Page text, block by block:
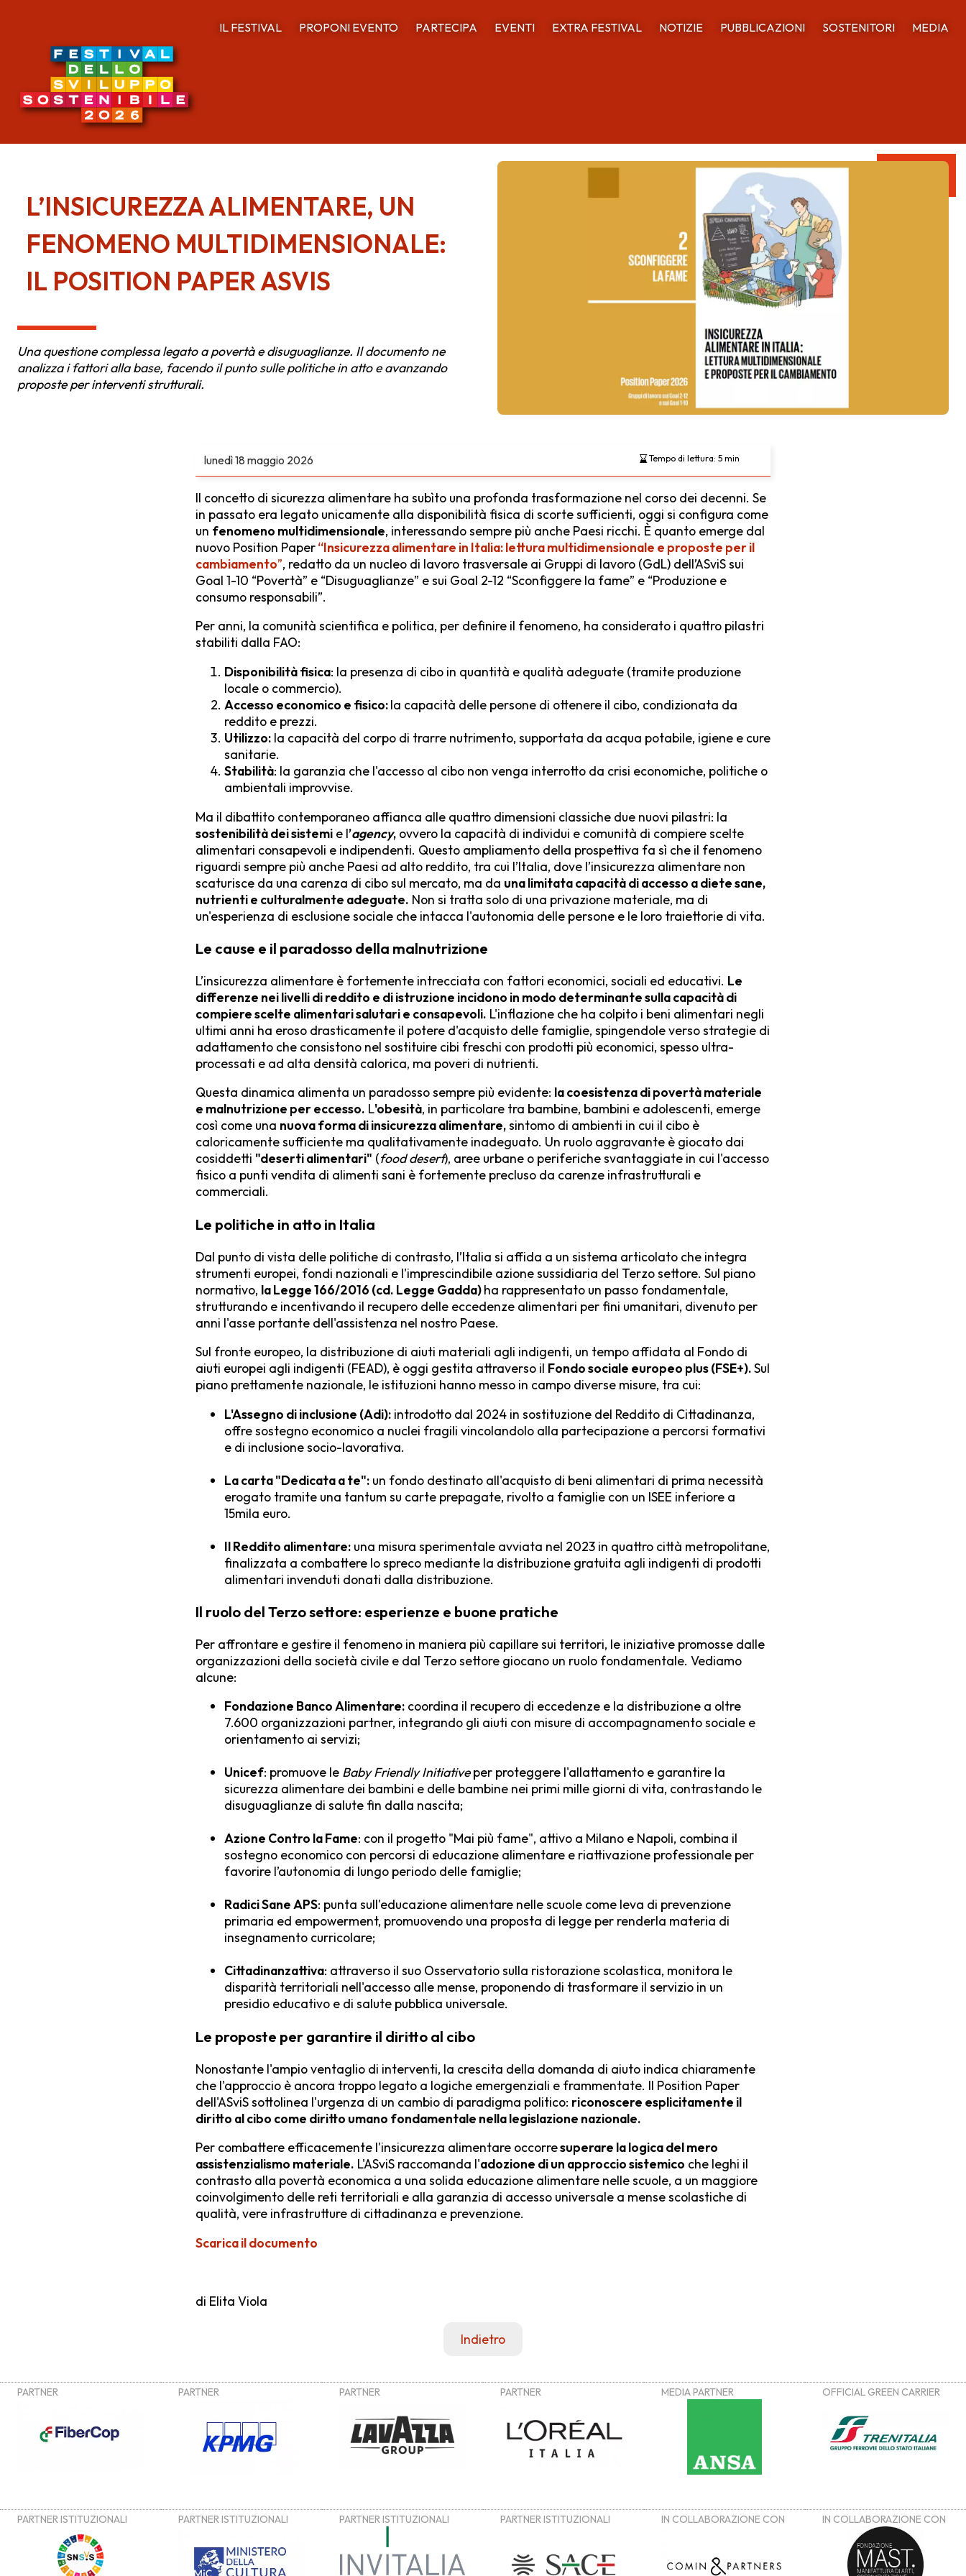
IL FESTIVAL PROPONI EVENTO PARTECIPA EVENTI EXTRA FESTIVAL NOTIZIE PUBBLICAZIONI SOSTENITORI MEDIA
L’INSICUREZZA ALIMENTARE, UN
FENOMENO MULTIDIMENSIONALE:
IL POSITION PAPER ASVIS
Una questione complessa legato a povertà e disuguaglianze. Il documento ne
analizza i fattori alla base, facendo il punto sulle politiche in atto e avanzando
proposte per interventi strutturali.
lunedì18 maggio 2026 Tempo di lettura:5 min
Il concetto di sicurezza alimentare ha subìto una profonda trasformazione nel corso dei decenni. Se
in passato era legato unicamente alla disponibilità fisica di scorte sufficienti, oggi si configura come
un fenomeno multidimensionale, interessando sempre più anche Paesi ricchi. È quanto emerge dal
nuovo Position Paper“Insicurezza alimentare in Italia: lettura multidimensionale e proposte per il
cambiamento”, redatto da un nucleo di lavoro trasversale ai Gruppi di lavoro (GdL) dell’ASviS sui
Goal 1-10 “Povertà” e “Disuguaglianze” e sui Goal 2-12 “Sconfiggere la fame” e “Produzione e
consumo responsabili”.
Per anni, la comunità scientifica e politica, per definire il fenomeno, ha considerato i quattro pilastri
stabiliti dalla FAO:
Disponibilità fisica: la presenza di cibo in quantità e qualità adeguate (tramite produzione
locale o commercio).
Accesso economico e fisico:la capacità delle persone di ottenere il cibo, condizionata da
reddito e prezzi.
Utilizzo: la capacità del corpo di trarre nutrimento, supportata da acqua potabile, igiene e cure
sanitarie.
Stabilità: la garanzia che l'accesso al cibo non venga interrotto da crisi economiche, politiche o
ambientali improvvise.
Ma il dibattito contemporaneo affianca alle quattro dimensioni classiche due nuovi pilastri: la
sostenibilità dei sistemi e l’agency, ovvero la capacità di individui e comunità di compiere scelte
alimentari consapevoli e indipendenti. Questo ampliamento della prospettiva fa sì che il fenomeno
riguardi sempre più anche Paesi ad alto reddito, tra cui l’Italia, dove l’insicurezza alimentare non
scaturisce da una carenza di cibo sul mercato, ma da una limitata capacità di accesso a diete sane,
nutrienti e culturalmente adeguate. Non si tratta solo di una privazione materiale, ma di
un'esperienza di esclusione sociale che intacca l'autonomia delle persone e le loro traiettorie di vita.
Le cause e il paradosso della malnutrizione
L’insicurezza alimentare è fortemente intrecciata con fattori economici, sociali ed educativi. Le
differenze nei livelli di reddito e di istruzione incidono in modo determinante sulla capacità di
compiere scelte alimentari salutari e consapevoli. L'inflazione che ha colpito i beni alimentari negli
ultimi anni ha eroso drasticamente il potere d'acquisto delle famiglie, spingendole verso strategie di
adattamento che consistono nel sostituire cibi freschi con prodotti più economici, spesso ultra-
processati e ad alta densità calorica, ma poveri di nutrienti.
Questa dinamica alimenta un paradosso sempre più evidente: la coesistenza di povertà materiale
e malnutrizione per eccesso. L'obesità, in particolare tra bambine, bambini e adolescenti, emerge
così come una nuova forma di insicurezza alimentare,sintomo di ambienti in cui il cibo è
caloricamente sufficiente ma qualitativamente inadeguato. Un ruolo aggravante è giocato dai
cosiddetti "deserti alimentari" (food desert), aree urbane o periferiche svantaggiate in cui l'accesso
fisico a punti vendita di alimenti sani è fortemente precluso da carenze infrastrutturali e
commerciali.
Le politiche in atto in Italia
Dal punto di vista delle politiche di contrasto, l’Italia si affida a un sistema articolato che integra
strumenti europei, fondi nazionali e l'imprescindibile azione sussidiaria del Terzo settore. Sul piano
normativo, la Legge 166/2016 (cd. Legge Gadda)ha rappresentato un passo fondamentale,
strutturando e incentivando il recupero delle eccedenze alimentari per fini umanitari, divenuto per
anni l'asse portante dell'assistenza nel nostro Paese.
Sul fronte europeo, la distribuzione di aiuti materiali agli indigenti, un tempo affidata al Fondo di
aiuti europei agli indigenti (FEAD), è oggi gestita attraverso il Fondo sociale europeo plus (FSE+).Sul
piano prettamente nazionale, le istituzioni hanno messo in campo diverse misure, tra cui:
L'Assegno di inclusione (Adi): introdotto dal 2024 in sostituzione del Reddito di Cittadinanza,
offre sostegno economico a nuclei fragili vincolandolo alla partecipazione a percorsi formativi
e di inclusione socio-lavorativa.
La carta "Dedicata a te": un fondo destinato all'acquisto di beni alimentari di prima necessità
erogato tramite una tantum su carte prepagate, rivolto a famiglie con un ISEE inferiore a
15mila euro.
Il Reddito alimentare: una misura sperimentale avviata nel 2023 in quattro città metropolitane,
finalizzata a combattere lo spreco mediante la distribuzione gratuita agli indigenti di prodotti
alimentari invenduti donati dalla distribuzione.
Il ruolo del Terzo settore: esperienze e buone pratiche
Per affrontare e gestire il fenomeno in maniera più capillare sui territori, le iniziative promosse dalle
organizzazioni della società civile e dal Terzo settore giocano un ruolo fondamentale. Vediamo
alcune:
Fondazione Banco Alimentare: coordina il recupero di eccedenze e la distribuzione a oltre
7.600 organizzazioni partner, integrando gli aiuti con misure di accompagnamento sociale e
orientamento ai servizi;
Unicef: promuove le Baby Friendly Initiativeper proteggere l'allattamento e garantire la
sicurezza alimentare dei bambini e delle bambine nei primi mille giorni di vita, contrastando le
disuguaglianze di salute fin dalla nascita;
Azione Contro la Fame: con il progetto "Mai più fame", attivo a Milano e Napoli, combina il
sostegno economico con percorsi di educazione alimentare e riattivazione professionale per
favorire l’autonomia di lungo periodo delle famiglie;
Radici Sane APS: punta sull'educazione alimentare nelle scuole come leva di prevenzione
primaria ed empowerment, promuovendo una proposta di legge per renderla materia di
insegnamento curricolare;
Cittadinanzattiva: attraverso il suo Osservatorio sulla ristorazione scolastica, monitora le
disparità territoriali nell'accesso alle mense, proponendo di trasformare il servizio in un
presidio educativo e di salute pubblica universale.
Le proposte per garantire il diritto al cibo
Nonostante l'ampio ventaglio di interventi, la crescita della domanda di aiuto indica chiaramente
che l'approccio è ancora troppo legato a logiche emergenziali e frammentate. Il Position Paper
dell'ASviS sottolinea l'urgenza di un cambio di paradigma politico: riconoscere esplicitamente il
diritto al cibo come diritto umano fondamentale nella legislazione nazionale.
Per combattere efficacemente l'insicurezza alimentare occorresuperare la logica del mero
assistenzialismo materiale. L'ASviS raccomanda l'adozione di un approccio sistemico che leghi il
contrasto alla povertà economica a una solida educazione alimentare nelle scuole, a un maggiore
coinvolgimento delle reti territoriali e alla garanzia di accesso universale a mense scolastiche di
qualità, vere infrastrutture di cittadinanza e prevenzione.
Scarica il documento
di Elita Viola
Indietro